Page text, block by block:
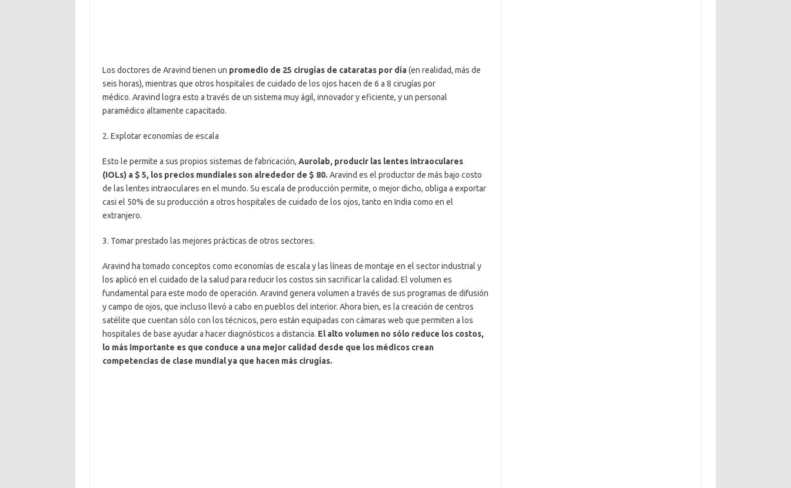
Los doctores de Aravind tienen un promedio de 25 cirugías de cataratas por día(en realidad, más de
seis horas), mientras que otros hospitales de cuidado de los ojos hacen de 6 a 8 cirugías por
médico. Aravind logra esto a través de un sistema muy ágil, innovador y eficiente, y un personal
paramédico altamente capacitado.
2. Explotar economías de escala
Esto le permite a sus propios sistemas de fabricación, Aurolab, producir las lentes intraoculares
(IOLs) a $ 5, los precios mundiales son alrededor de $ 80. Aravind es el productor de más bajo costo
de las lentes intraoculares en el mundo. Su escala de producción permite, o mejor dicho, obliga a exportar
casi el 50% de su producción a otros hospitales de cuidado de los ojos, tanto en India como en el
extranjero.
3. Tomar prestado las mejores prácticas de otros sectores.
Aravind ha tomado conceptos como economías de escala y las líneas de montaje en el sector industrial y
los aplicó en el cuidado de la salud para reducir los costos sin sacrificar la calidad. El volumen es
fundamental para este modo de operación. Aravind genera volumen a través de sus programas de difusión
y campo de ojos, que incluso llevó a cabo en pueblos del interior. Ahora bien, es la creación de centros
satélite que cuentan sólo con los técnicos, pero están equipadas con cámaras web que permiten a los
hospitales de base ayudar a hacer diagnósticos a distancia. El alto volumen no sólo reduce los costos,
lo más importante es que conduce a una mejor calidad desde que los médicos crean
competencias de clase mundial ya que hacen más cirugías.